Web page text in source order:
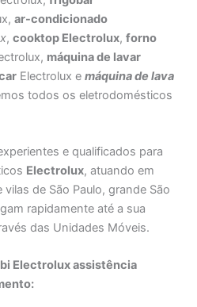
ar-condicionado
,cooktop Electrolux,forno
máquina de lavar
Electrolux emáquina de lava
todos os eletrodomésticos
e qualificados para
Electrolux, atuando em
de São Paulo, grande São
rapidamente até a sua
das Unidades Móveis.
Electrolux assistência